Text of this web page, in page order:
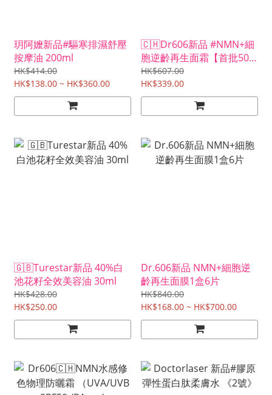
玥阿嬤新品#驅寒排濕舒壓
按摩油 200ml
HK$414.00
HK$138.00 ~ HK$360.00
🇨🇭Dr606新品 #NMN+細
胞逆齡再生面霜【首批500
名買一享六】
HK$607.00
HK$339.00
🇬🇧Turestar新品 40%白
池花籽全效美容油 30ml
HK$428.00
HK$250.00
Dr.606新品 NMN+細胞逆
齡再生面膜1盒6片
HK$840.00
HK$168.00 ~ HK$700.00